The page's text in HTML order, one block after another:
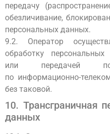
передачу
обезличивание,
персональных данных.
9.2. Оператор
обработку
или передачей
по информационно-
без таковой.
10. Трансграничная
данных